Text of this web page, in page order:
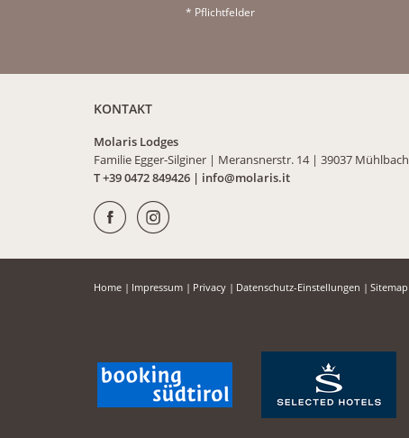
* Pflichtfelder
KONTAKT
Molaris Lodges
Familie Egger-Silginer | Meransnerstr. 14 | 39037 Mühlbach
T +39 0472 849426 | info@molaris.it
Home | Impressum | Privacy | Datenschutz-Einstellungen | Sitemap